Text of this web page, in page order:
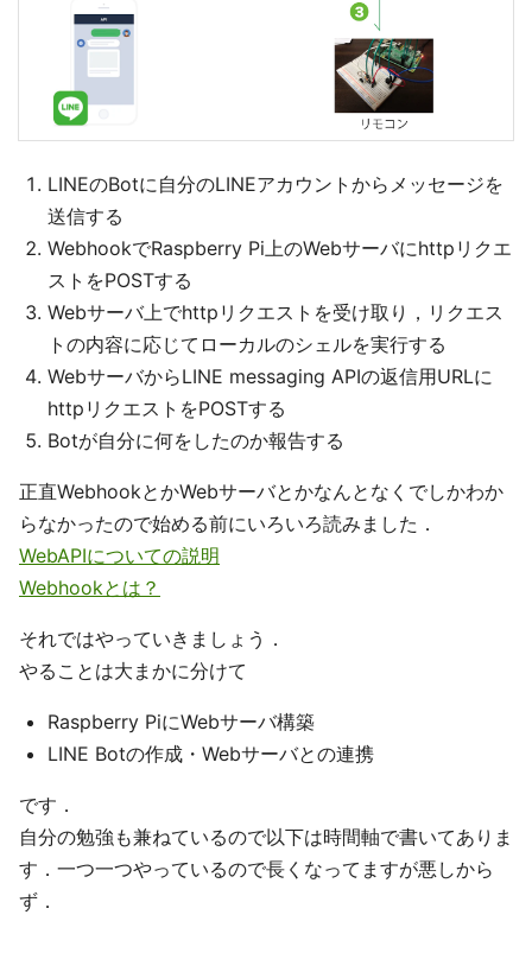
LINEのBotに自分のLINEアカウントからメッセージを
送信する
WebhookでRaspberry Pi上のWebサーバにhttpリクエ
ストをPOSTする
Webサーバ上でhttpリクエストを受け取り，リクエス
トの内容に応じてローカルのシェルを実行する
WebサーバからLINE messaging APIの返信用URLに
httpリクエストをPOSTする
Botが自分に何をしたのか報告する
正直WebhookとかWebサーバとかなんとなくでしかわか
らなかったので始める前にいろいろ読みました．
WebAPIについての説明
Webhookとは？
それではやっていきましょう．
やることは大まかに分けて
Raspberry PiにWebサーバ構築
LINE Botの作成・Webサーバとの連携
です．
自分の勉強も兼ねているので以下は時間軸で書いてありま
す．一つ一つやっているので長くなってますが悪しから
ず．